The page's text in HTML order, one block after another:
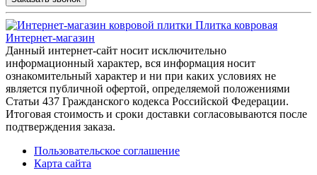
Плитка ковровая
Интернет-магазин
Данный интернет-сайт носит исключительно
информационный характер, вся информация носит
ознакомительный характер и ни при каких условиях не
является публичной офертой, определяемой положениями
Статьи 437 Гражданского кодекса Российской Федерации.
Итоговая стоимость и сроки доставки согласовываются после
подтверждения заказа.
Пользовательское соглашение
Карта сайта